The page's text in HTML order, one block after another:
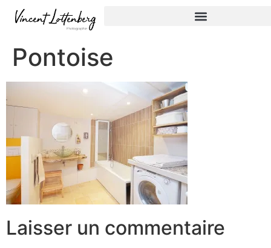
Pontoise
Laisser un commentaire